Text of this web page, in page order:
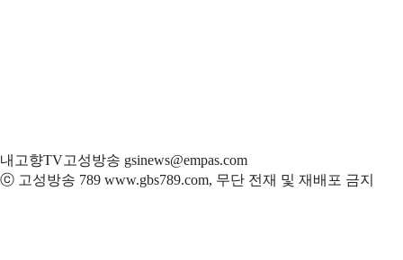
내고향TV고성방송 gsinews@empas.com
ⓒ 고성방송 789 www.gbs789.com, 무단 전재 및 재배포 금지